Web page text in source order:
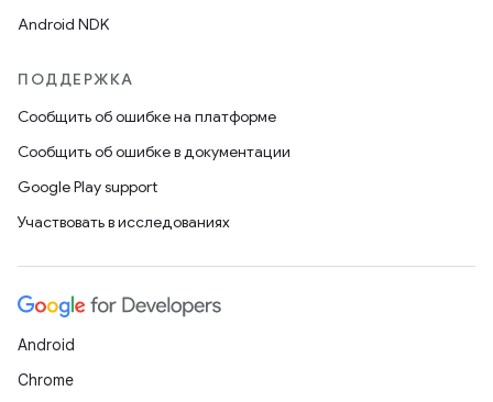
Android NDK
ПОДДЕРЖКА
Сообщить об ошибке на платформе
Сообщить об ошибке в документации
Google Play support
Участвовать в исследованиях
Android
Chrome